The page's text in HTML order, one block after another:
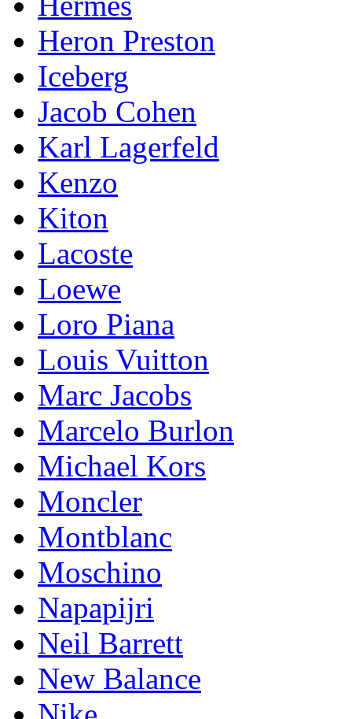
Heron Preston
Iceberg
Jacob Cohen
Karl Lagerfeld
Kenzo
Kiton
Lacoste
Loewe
Loro Piana
Lоuis Vuittоn
Marc Jacobs
Marcelo Burlon
Michael Kors
Mоnсlеr
Montblanc
Moschino
Napapijri
Neil Barrett
New Balance